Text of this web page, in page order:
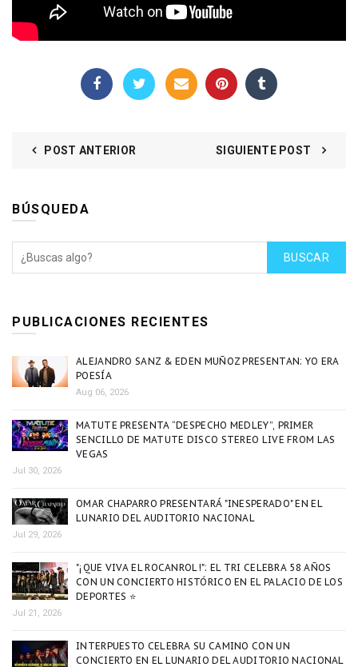
POST ANTERIOR SIGUIENTE POST
BÚSQUEDA
BUSCAR
PUBLICACIONES RECIENTES
ALEJANDRO SANZ & EDEN MUÑOZ PRESENTAN: YO ERA
POESÍA
Aug 06, 2026
MATUTE PRESENTA “DESPECHO MEDLEY”, PRIMER
SENCILLO DE MATUTE DISCO STEREO LIVE FROM LAS
VEGAS
Jul 30, 2026
OMAR CHAPARRO PRESENTARÁ "INESPERADO" EN EL
LUNARIO DEL AUDITORIO NACIONAL
Jul 29, 2026
"¡QUE VIVA EL ROCANROL!": EL TRI CELEBRA 58 AÑOS
CON UN CONCIERTO HISTÓRICO EN EL PALACIO DE LOS
DEPORTES ⭐
Jul 21, 2026
INTERPUESTO CELEBRA SU CAMINO CON UN
CONCIERTO EN EL LUNARIO DEL AUDITORIO NACIONAL